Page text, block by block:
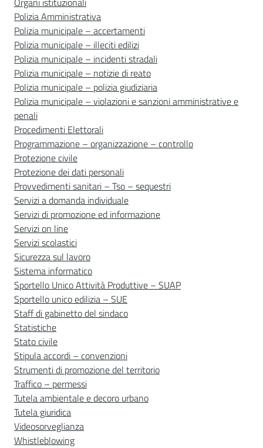
Polizia Amministrativa
Polizia municipale – accertamenti
Polizia municipale – illeciti edilizi
Polizia municipale – incidenti stradali
Polizia municipale – notizie di reato
Polizia municipale – polizia giudiziaria
Polizia municipale – violazioni e sanzioni amministrative e
penali
Procedimenti Elettorali
Programmazione – organizzazione – controllo
Protezione civile
Protezione dei dati personali
Provvedimenti sanitari – Tso – sequestri
Servizi a domanda individuale
Servizi di promozione ed informazione
Servizi on line
Servizi scolastici
Sicurezza sul lavoro
Sistema informatico
Sportello Unico Attività Produttive – SUAP
Sportello unico edilizia – SUE
Staff di gabinetto del sindaco
Statistiche
Stato civile
Stipula accordi – convenzioni
Strumenti di promozione del territorio
Traffico – permessi
Tutela ambientale e decoro urbano
Tutela giuridica
Videosorveglianza
Whistleblowing